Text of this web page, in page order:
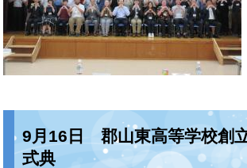
9月16日 郡山東高等学校創
式典